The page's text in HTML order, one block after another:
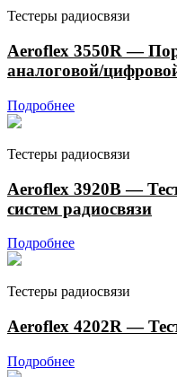
Тестеры радиосвязи
Aeroflex 3550R —
аналоговой/
Подробнее
Тестеры радиосвязи
Aeroflex 3920B —
систем радиосвязи
Подробнее
Тестеры радиосвязи
Aeroflex 4202R —
Подробнее